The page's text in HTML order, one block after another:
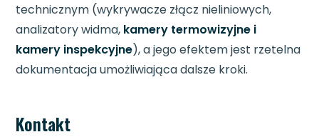
technicznym (wykrywacze złącz nieliniowych,
analizatory widma, kamery termowizyjne i
kamery inspekcyjne), a jego efektem jest rzetelna
dokumentacja umożliwiająca dalsze kroki.
Kontakt